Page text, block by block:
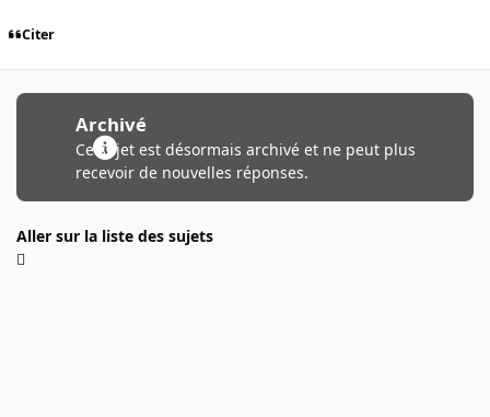
Citer
Archivé
Ce sujet est désormais archivé et ne peut plus
recevoir de nouvelles réponses.
Aller sur la liste des sujets